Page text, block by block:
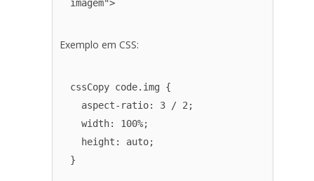
Exemplo em CSS:
cssCopy code.img {